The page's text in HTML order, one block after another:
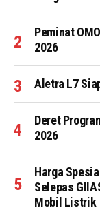
Peminat
2026
Aletra L7
Deret
2026
Harga
Selepas
Mobil Listrik